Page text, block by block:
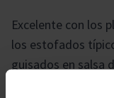
Excelente con los
los estofados
guisados en salsa
con hierbas y